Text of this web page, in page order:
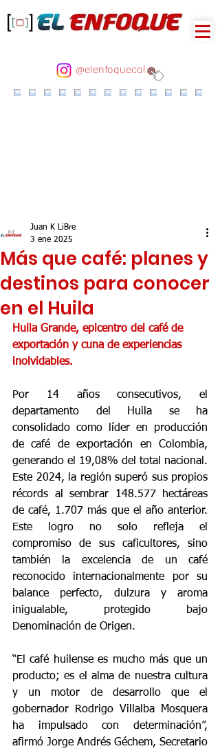
@elenfoquecol
Más que café: planes y
destinos para conocer
en el Huila
Juan K LiBre
3 ene 2025
Huila Grande, epicentro del café de
exportación y cuna de experiencias
inolvidables.
Por 14 años consecutivos, el
departamento del Huila se ha
consolidado como líder en producción
de café de exportación en Colombia,
generando el 19,08% del total nacional.
Este 2024, la región superó sus propios
récords al sembrar 148.577 hectáreas
de café, 1.707 más que el año anterior.
Este logro no solo refleja el
compromiso de sus caficultores, sino
también la excelencia de un café
reconocido internacionalmente por su
balance perfecto, dulzura y aroma
inigualable, protegido bajo
Denominación de Origen.
“El café huilense es mucho más que un
producto; es el alma de nuestra cultura
y un motor de desarrollo que el
gobernador Rodrigo Villalba Mosquera
ha impulsado con determinación”,
afirmó Jorge Andrés Géchem, Secretario